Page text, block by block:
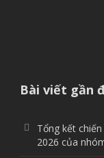
Bài viết gần
Tổng kết
2026 của